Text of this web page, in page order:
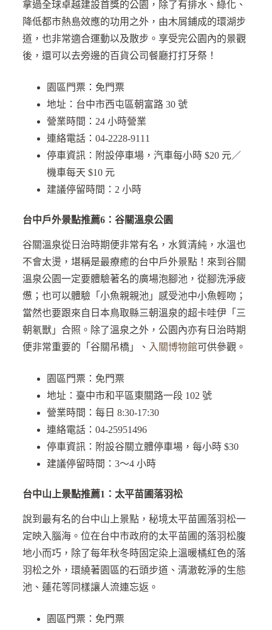
拿過全球卓越建設首獎的公園，除了有排水、綠化、
降低都市熱島效應的功用之外，由木屑鋪成的環湖步
道，也非常適合運動以及散步。享受完公園內的景觀
後，還可以去旁邊的百貨公司餐廳打打牙祭！
園區門票：免門票
地址：台中市西屯區朝富路 30 號
營業時間：24 小時營業
連絡電話：04-2228-9111
停車資訊：附設停車場，汽車每小時 $20 元／
機車每天 $10 元
建議停留時間：2 小時
台中戶外景點推薦6：谷關溫泉公園
谷關溫泉從日治時期便非常有名，水質清純，水溫也
不會太燙，堪稱是最療癒的台中戶外景點！來到谷關
溫泉公園一定要體驗著名的廣場泡腳池，從腳洗淨疲
憊；也可以體驗「小魚親親池」感受池中小魚輕吻；
當然也要跟來自日本鳥取縣三朝溫泉的超卡哇伊「三
朝氡獸」合照。除了溫泉之外，公園內亦有日治時期
便非常重要的「谷關吊橋」、 入關博物館可供參觀。
園區門票：免門票
地址：臺中市和平區東關路一段 102 號
營業時間：每日 8:30-17:30
連絡電話：04-25951496
停車資訊：附設谷關立體停車場，每小時 $30
建議停留時間：3～4 小時
台中山上景點推薦1：太平苗圃落羽松
說到最有名的台中山上景點，秘境太平苗圃落羽松一
定映入腦海。位在台中市政府的太平苗圃的落羽松腹
地小而巧，除了每年秋冬時固定染上溫暖橘紅色的落
羽松之外，環繞著園區的石頭步道、清澈乾淨的生態
池、蓮花等同樣讓人流連忘返。
園區門票：免門票